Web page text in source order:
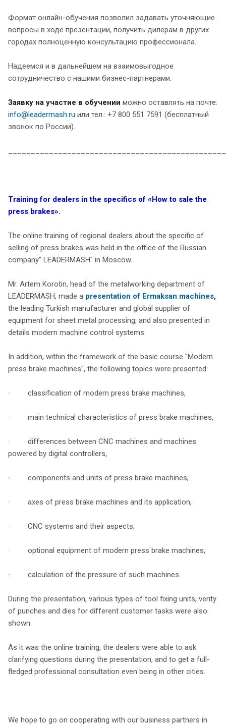
Формат онлайн-обучения позволил задавать уточняющие
вопросы в ходе презентации, получить дилерам в других
городах полноценную консультацию профессионала.
Надеемся и в дальнейшем на взаимовыгодное
сотрудничество с нашими бизнес-партнерами.
Заявку на участие в обучении можно оставлять на почте:
info@leadermash.ru или тел.: +7 800 551 7591 (бесплатный
звонок по России).
Training for dealers in the specifics of «How to sale the
press brakes».
The online training of regional dealers about the specific of
selling of press brakes was held in the office of the Russian
company" LEADERMASH" in Moscow.
Mr. Artem Korotin, head of the metalworking department of
LEADERMASH, made a presentation of Ermaksan machines,
the leading Turkish manufacturer and global supplier of
equipment for sheet metal processing, and also presented in
details modern machine control systems.
In addition, within the framework of the basic course "Modern
press brake machines", the following topics were presented:
· classification of modern press brake machines,
· main technical characteristics of press brake machines,
· differences between CNC machines and machines
powered by digital controllers,
· components and units of press brake machines,
· axes of press brake machines and its application,
· CNC systems and their aspects,
· optional equipment of modern press brake machines,
· calculation of the pressure of such machines.
During the presentation, various types of tool fixing units, verity
of punches and dies for different customer tasks were also
shown.
As it was the online training, the dealers were able to ask
clarifying questions during the presentation, and to get a full-
fledged professional consultation even being in other cities.
We hope to go on cooperating with our business partners in